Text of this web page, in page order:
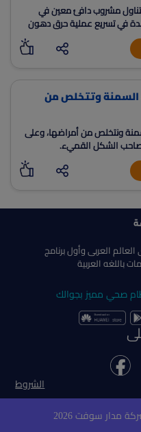
مشروب دافئ معين في
في تسريع عملية حرق دهون
وتتخلص من
ونتخلص من أمراضها، وعلى
الشكل القميء.
العربى وأول برنامج
باللغه العربية
صحي مميز بجوالك
الشروط
مدار سوفت 2026